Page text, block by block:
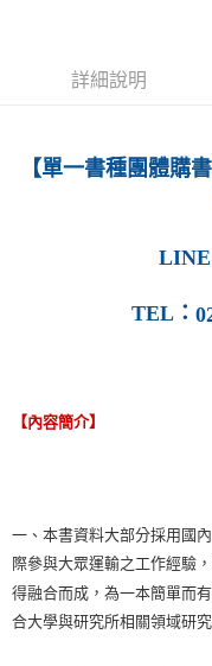
宅配-台灣本島
每筆NT$160
詳細說明
【單一書種團體購
LINE
TEL ：
【內容簡介】
一、本書資料大部分採用國
際參與大眾運輸之工作經驗
得融合而成，為一本簡單而
合大學與研究所相關領域研